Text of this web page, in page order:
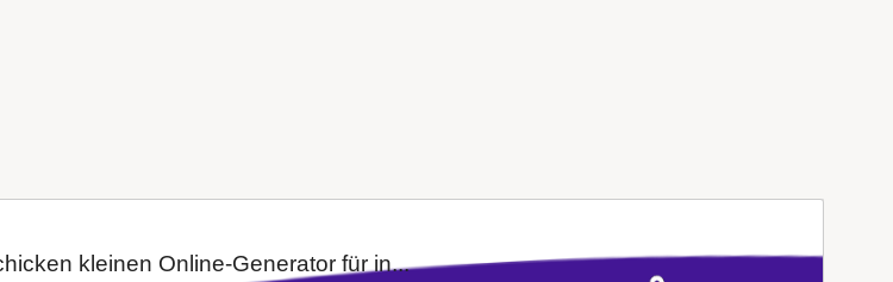
kleinen Online-Generator für in...